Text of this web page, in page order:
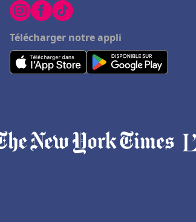
Télécharger notre appli